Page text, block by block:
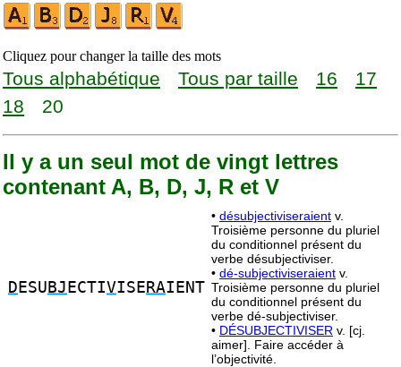
Cliquez pour changer la taille des mots
Tous alphabétique Tous par taille 16
17
18
20
Il y a un seul mot de vingt lettres
contenant A, B, D, J, R et V
D ESU BJ ECTIVISE RAIENT
• désubjectiviseraient v.
Troisième personne du pluriel
du conditionnel présent du
verbe désubjectiviser.
• dé-subjectiviseraient v.
Troisième personne du pluriel
du conditionnel présent du
verbe dé-subjectiviser.
• DÉSUBJECTIVISER v. [cj.
aimer]. Faire accéder à
l’objectivité.